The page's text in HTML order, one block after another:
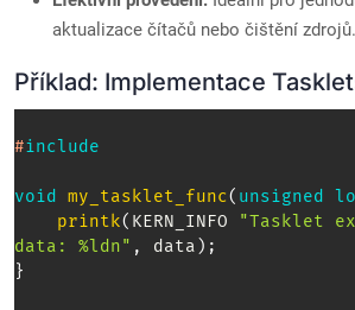
aktualizace čítačů nebo čištění zdrojů.
Příklad: Implementace
#include
void my_tasklet_func( unsigned
printk( KERN_INFO
"Tasklet
data: %ldn" , data ) ;
}